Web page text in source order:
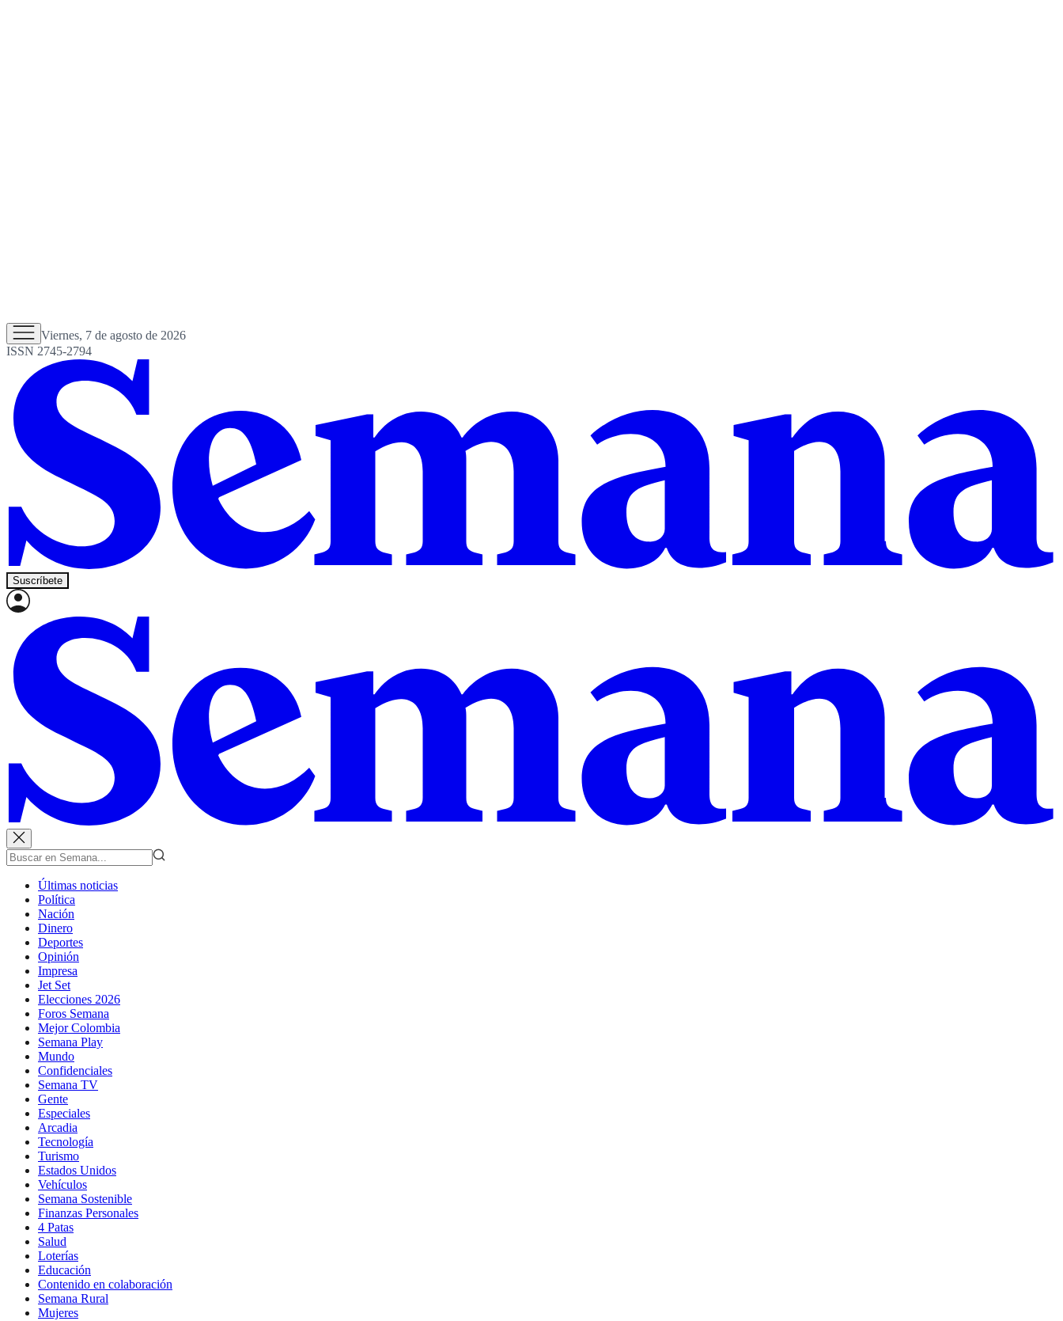
Viernes, 7 de agosto de 2026
ISSN 2745-2794
Suscríbete
Últimas noticias
Política
Nación
Dinero
Deportes
Opinión
Impresa
Jet Set
Elecciones 2026
Foros Semana
Mejor Colombia
Semana Play
Mundo
Confidenciales
Semana TV
Gente
Especiales
Arcadia
Tecnología
Turismo
Estados Unidos
Vehículos
Semana Sostenible
Finanzas Personales
4 Patas
Salud
Loterías
Educación
Contenido en colaboración
Semana Rural
Mujeres